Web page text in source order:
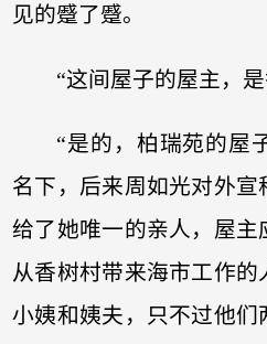
见的蹙了蹙。
“这间屋子的屋主，
“是的，柏瑞苑的屋
名下，后来周如光对外
给了她唯一的亲人，屋
从香树村带来海市工作
小姨和姨夫，只不过他们